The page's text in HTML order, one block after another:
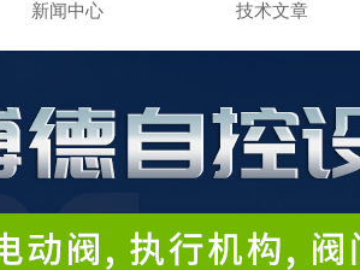
新闻中心 技术文章